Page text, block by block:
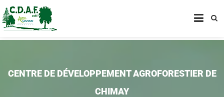
CENTRE DE DÉVELOPPEMENT
AGROFORESTIER DE CHIMAY
CENTRE DE DÉVELOPPEMENT AGROFORESTIER DE
CHIMAY